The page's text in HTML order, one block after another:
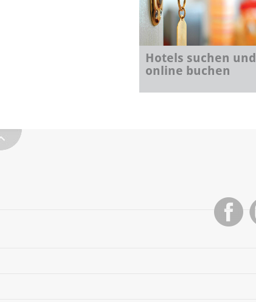
Hotels suchen und
online buchen